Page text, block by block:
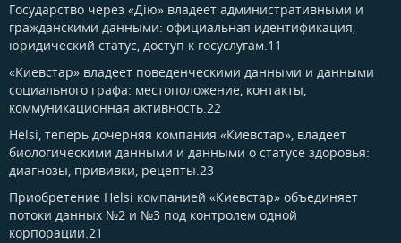
Государство через «Дію» владеет административными и
гражданскими данными: официальная идентификация,
юридический статус, доступ к госуслугам.11
«Киевстар» владеет поведенческими данными и данными
социального графа: местоположение, контакты,
коммуникационная активность.22
Helsi, теперь дочерняя компания «Киевстар», владеет
биологическими данными и данными о статусе здоровья:
диагнозы, прививки, рецепты.23
Приобретение Helsi компанией «Киевстар» объединяет
потоки данных №2 и №3 под контролем одной
корпорации.21